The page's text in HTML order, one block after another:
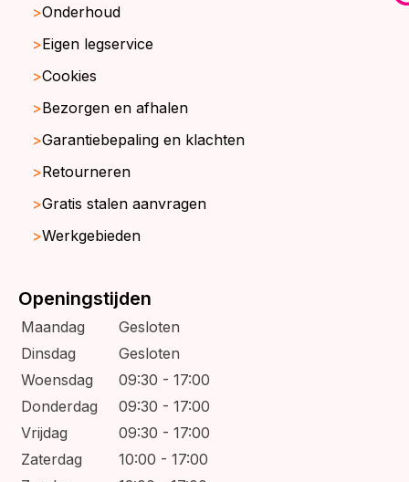
Onderhoud
Eigen legservice
Cookies
Bezorgen en afhalen
Garantiebepaling en klachten
Retourneren
Gratis stalen aanvragen
Werkgebieden
Openingstijden
Maandag
Gesloten
Dinsdag
Gesloten
Woensdag
09:30 - 17:00
Donderdag
09:30 - 17:00
Vrijdag
09:30 - 17:00
Zaterdag
10:00 - 17:00